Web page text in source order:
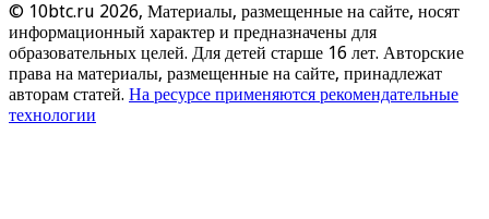
© 10btc.ru 2026, Материалы, размещенные на сайте, носят
информационный характер и предназначены для
образовательных целей. Для детей старше 16 лет. Авторские
права на материалы, размещенные на сайте, принадлежат
авторам статей. На ресурсе применяются рекомендательные
технологии